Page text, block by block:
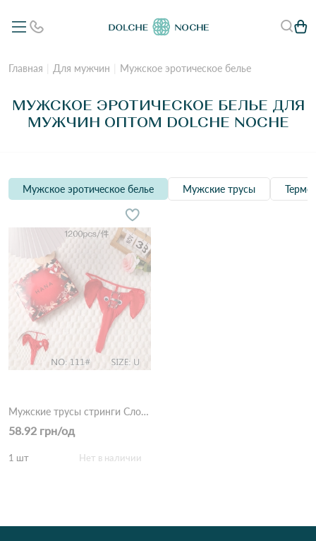
Главная Для мужчин Мужское эротическое белье
МУЖСКОЕ ЭРОТИЧЕСКОЕ БЕЛЬЕ ДЛЯ
МУЖЧИН ОПТОМ DOLCHE NOCHE
Мужское эротическое белье Мужские трусы
Мужские трусы стринги Слоник 111 1F Красный
58.92 грн/од
1 шт Нет в наличии